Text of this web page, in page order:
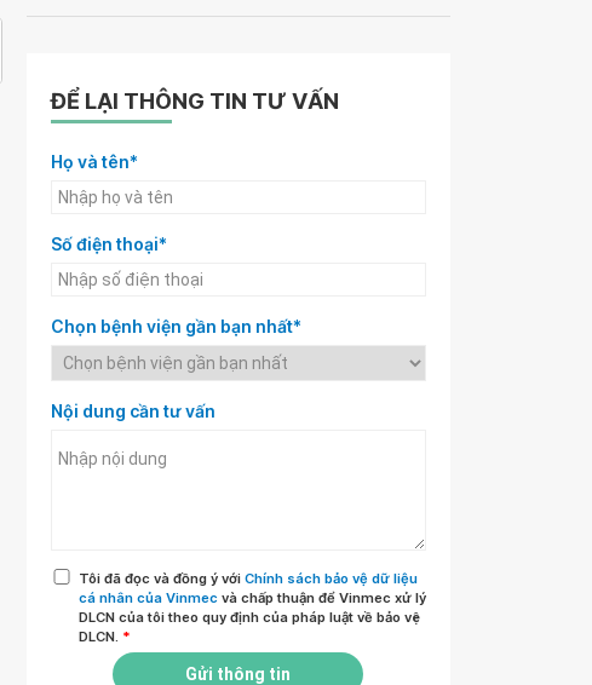
ĐỂ LẠI THÔNG TIN TƯ VẤN
Họ và tên*
Số điện thoại*
Chọn bệnh viện gần bạn nhất*
Nội dung cần tư vấn
Tôi đã đọc và đồng ý với Chính sách bảo vệ dữ liệu
cá nhân của Vinmec và chấp thuận để Vinmec xử lý
DLCN của tôi theo quy định của pháp luật về bảo vệ
DLCN. *
Gửi thông tin